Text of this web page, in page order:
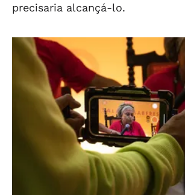
precisaria alcançá-lo.